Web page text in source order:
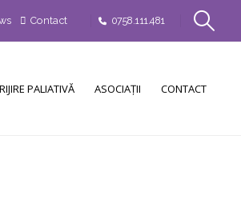
Contact 0758.111.481
PALIATIVĂ ASOCIAȚII CONTACT